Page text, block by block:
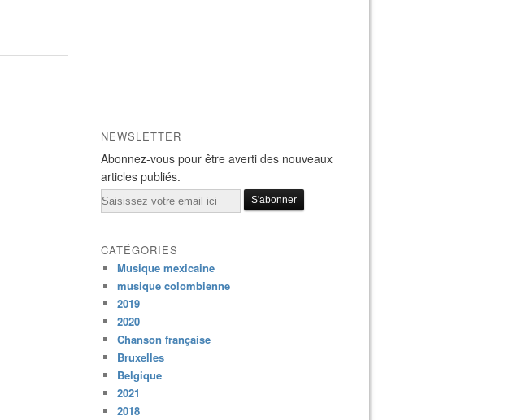
NEWSLETTER
Abonnez-vous pour être averti des nouveaux
articles publiés.
Email
CATÉGORIES
Musique mexicaine
musique colombienne
2019
2020
Chanson française
Bruxelles
Belgique
2021
2018